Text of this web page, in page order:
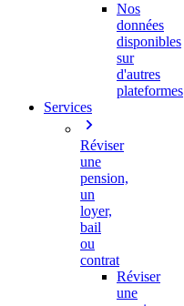
Nos
données
disponibles
sur
d'autres
plateformes
Services
Réviser
une
pension,
un
loyer,
bail
ou
contrat
Réviser
une